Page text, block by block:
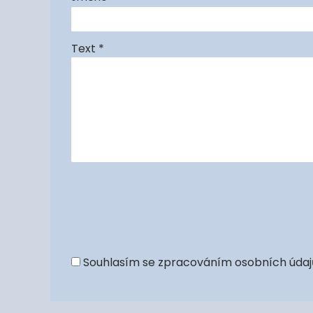
Text *
Souhlasím se zpracováním osobních